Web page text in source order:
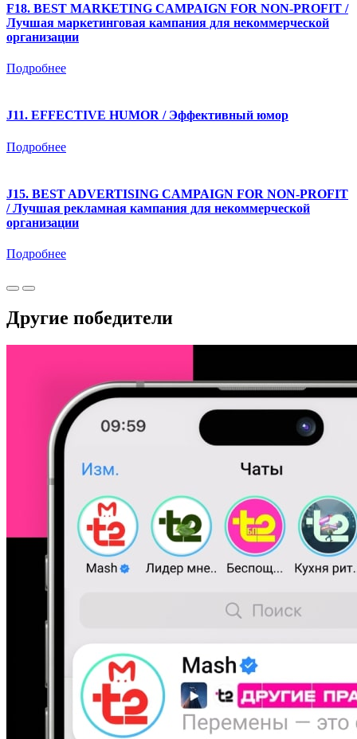
F18. BEST MARKETING CAMPAIGN FOR NON-PROFIT /
Лучшая маркетинговая кампания для некоммерческой
организации
Подробнее
J11. EFFECTIVE HUMOR / Эффективный юмор
Подробнее
J15. BEST ADVERTISING CAMPAIGN FOR NON-PROFIT
/ Лучшая рекламная кампания для некоммерческой
организации
Подробнее
Другие победители